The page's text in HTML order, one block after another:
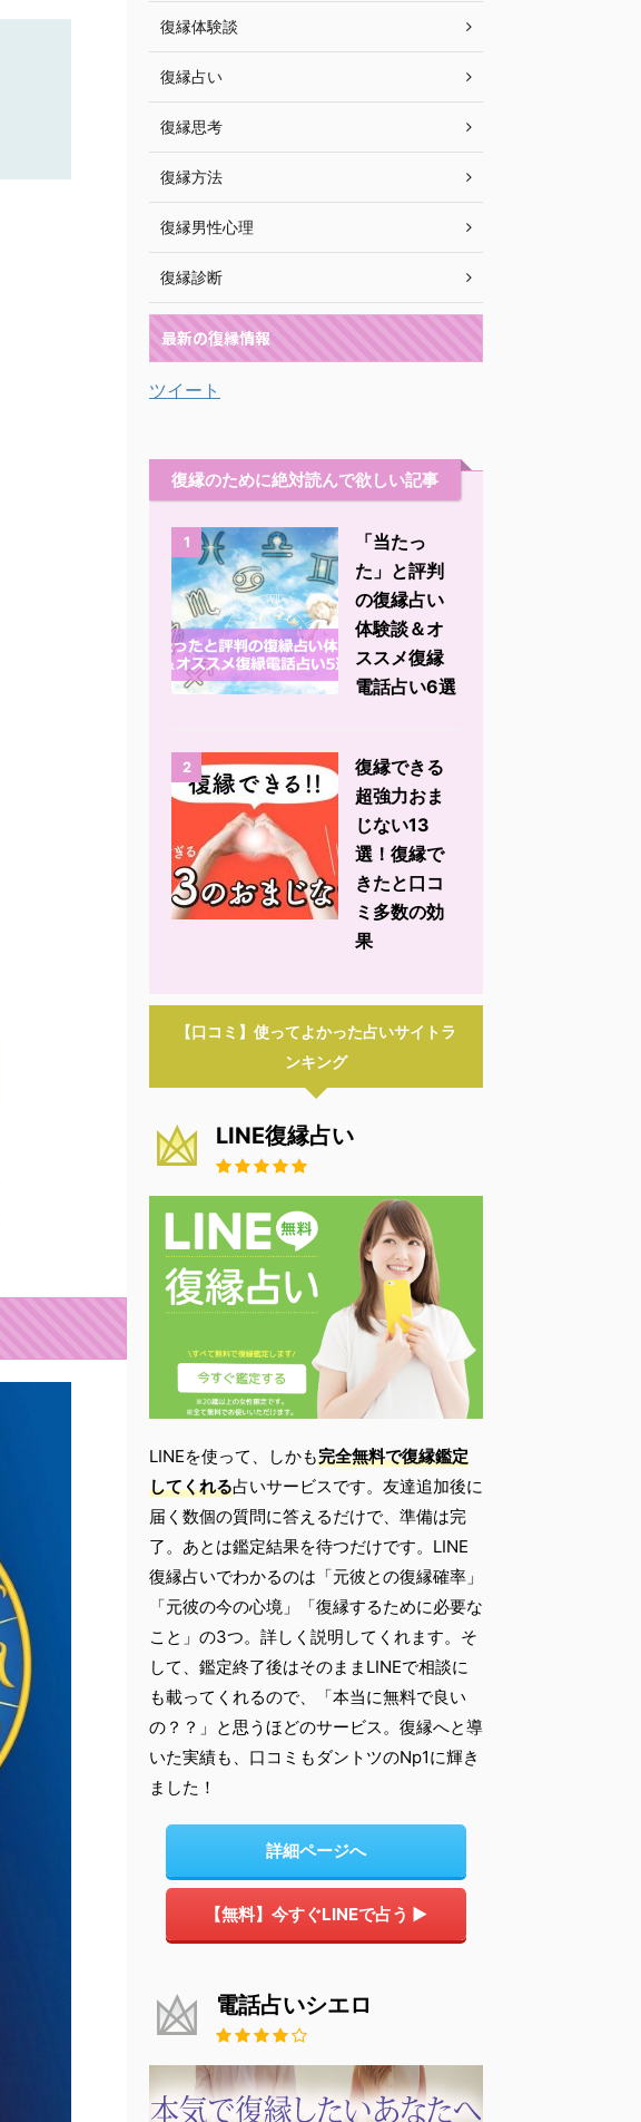
復縁体験談
復縁占い
復縁思考
復縁方法
復縁男性心理
復縁診断
最新の復縁情報
ツイート
復縁のために絶対読んで欲しい記事
1
「当たっ
た」と評判
の復縁占い
体験談＆オ
ススメ復縁
電話占い6選
2
復縁できる
超強力おま
じない13
選！復縁で
きたと口コ
ミ多数の効
果
【口コミ】使ってよかった占いサイトラ
ンキング
LINE復縁占い
LINEを使って、しかも完全無料で復縁鑑定
してくれる占いサービスです。友達追加後に
届く数個の質問に答えるだけで、準備は完
了。あとは鑑定結果を待つだけです。LINE
復縁占いでわかるのは「元彼との復縁確率」
「元彼の今の心境」「復縁するために必要な
こと」の3つ。詳しく説明してくれます。そ
して、鑑定終了後はそのままLINEで相談に
も載ってくれるので、「本当に無料で良い
の？？」と思うほどのサービス。復縁へと導
いた実績も、口コミもダントツのNp1に輝き
ました！
詳細ページへ
【無料】今すぐLINEで占う ▶
電話占いシエロ